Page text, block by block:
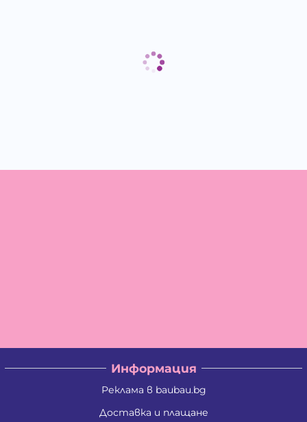
Информация
Реклама в baubau.bg
Доставка и плащане